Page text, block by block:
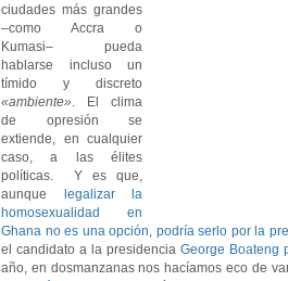
ciudades más grandes
–como Accra o
Kumasi– pueda
hablarse incluso un
tímido y discreto
«ambiente». El clima
de opresión se
extiende, en cualquier
caso, a las élites
políticas. Y es que,
aunque
legalizar la
homosexualidad en
Ghana no es una opción, podría serlo por la
el candidato a la presidenciaGeorge Boateng
año, en dosmanzanas nos hacíamos eco de